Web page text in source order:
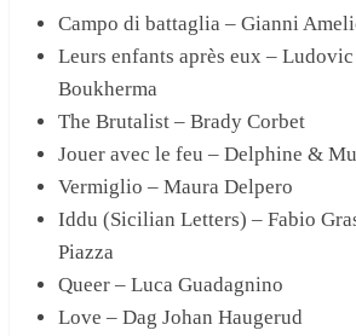
Campo di battaglia – Gianni
Leurs enfants après eux –
Boukherma
The Brutalist – Brady Corbet
Jouer avec le feu – Delphine &
Vermiglio – Maura Delpero
Iddu (Sicilian Letters) – Fabio
Piazza
Queer – Luca Guadagnino
Love – Dag Johan Haugerud